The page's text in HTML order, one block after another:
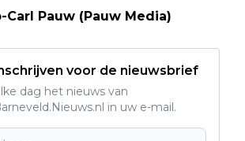
Carl Pauw (Pauw Media)
voor de nieuwsbrief
dag het nieuws van
in uw e-mail.